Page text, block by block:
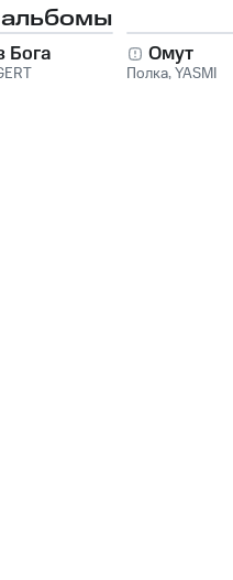
Бога Омут
Полка,YASMI